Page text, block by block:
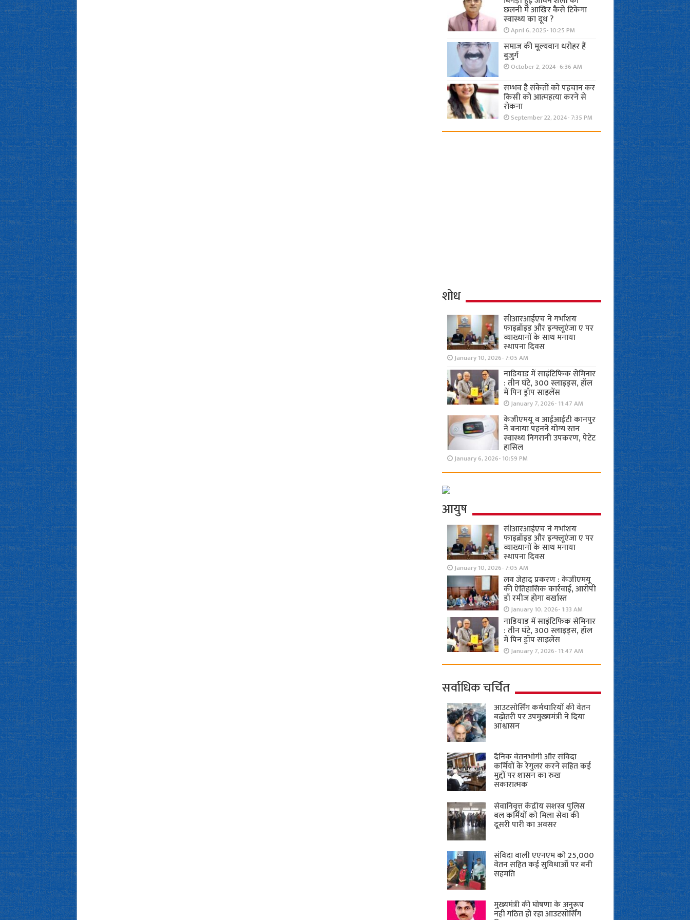
छलनी में आखिर कैसे टिकेगा
स्वास्थ्य का दूध ?
April 6, 2025- 10:25 PM
समाज की मूल्यवान धरोहर हैं
बुजुर्ग
October 2, 2024- 6:36 AM
सम्भव है संकेतों को पहचान कर
किसी को आत्महत्या करने से
रोकना
September 22, 2024- 7:35 PM
शोध
सीआरआईएच ने गर्भाशय
फाइब्रॉइड और इन्फ्लूएंजा ए पर
व्याख्यानों के साथ मनाया
स्थापना दिवस
January 10, 2026- 7:05 AM
नाडियाड में साइंटिफिक सेमिनार
: तीन घंटे, 300 स्लाइड्स, हॉल
में पिन ड्रॉप साइलेंस
January 7, 2026- 11:47 AM
केजीएमयू व आईआईटी कानपुर
ने बनाया पहनने योग्य स्तन
स्वास्थ्य निगरानी उपकरण, पेटेंट
हासिल
January 6, 2026- 10:59 PM
आयुष
सीआरआईएच ने गर्भाशय
फाइब्रॉइड और इन्फ्लूएंजा ए पर
व्याख्यानों के साथ मनाया
स्थापना दिवस
January 10, 2026- 7:05 AM
लव जेहाद प्रकरण : केजीएमयू
की ऐतिहासिक कार्रवाई, आरोपी
डॉ रमीज होगा बर्खास्त
January 10, 2026- 1:33 AM
नाडियाड में साइंटिफिक सेमिनार
: तीन घंटे, 300 स्लाइड्स, हॉल
में पिन ड्रॉप साइलेंस
January 7, 2026- 11:47 AM
सर्वाधिक चर्चित
आउटसोर्सिंग कर्मचारियों की वेतन
बढ़ोतरी पर उपमुख्यमंत्री ने दिया
आश्वासन
दैनिक वेतनभोगी और संविदा
कर्मियों के रेगुलर करने सहित कई
मुद्दों पर शासन का रुख
सकारात्मक
सेवानिवृत्त केंद्रीय सशस्त्र पुलिस
बल ​कर्मियों को मिला सेवा की
दूसरी पारी का अवसर
संविदा वाली एएनएम को 25,000
वेतन सहित कई सुविधाओं पर बनी
सहमति
मुख्यमंत्री की घोषणा के अनुरूप
नहीं गठित हो रहा आउटसोर्सिंग